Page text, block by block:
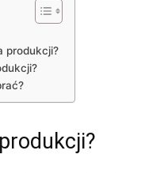
produkcji?